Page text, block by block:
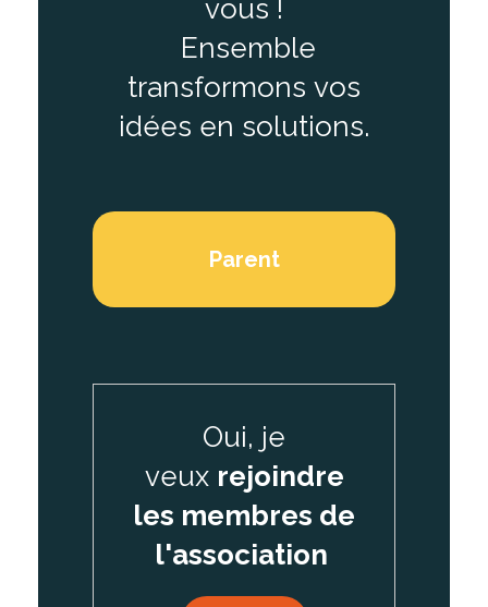
vous !
Ensemble
transformons vos
idées en solutions.
Parent
Oui, je
veux rejoindre
les membres de
l'association